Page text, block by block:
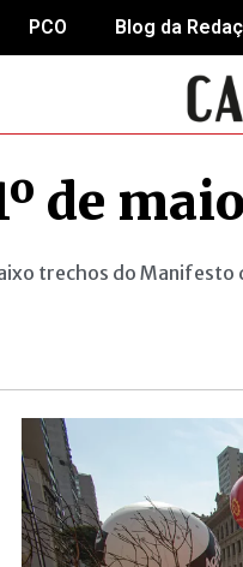
PCO Blog da
de
trechos do Manifesto